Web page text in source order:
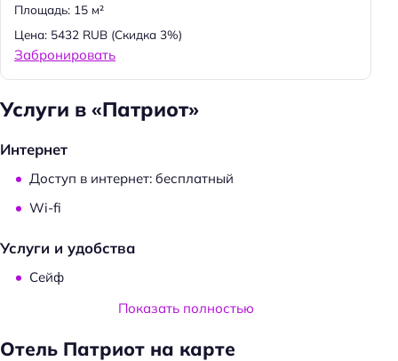
Площадь: 15 м²
Цена: 5432 RUB (Скидка 3%)
Забронировать
Услуги в «Патриот»
Интернет
Доступ в интернет: бесплатный
Wi-fi
Услуги и удобства
Сейф
Есть ограничения по весу животных
Показать полностью
Отель Патриот на карте